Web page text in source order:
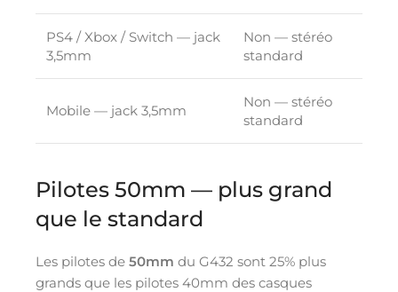
PS4 / Xbox / Switch — jack
3,5mm
Non — stéréo
standard
Mobile — jack 3,5mm
Non — stéréo
standard
Pilotes 50mm — plus grand
que le standard
Les pilotes de 50mm du G432 sont 25% plus
grands que les pilotes 40mm des casques